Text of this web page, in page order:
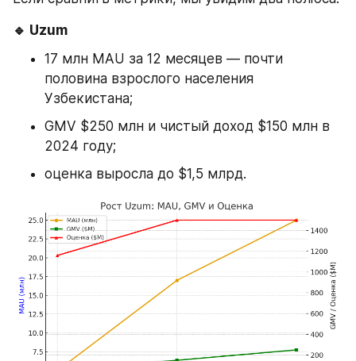
🔹 Uzum
17 млн MAU за 12 месяцев — почти
половина взрослого населения
Узбекистана;
GMV $250 млн и чистый доход $150 млн в
2024 году;
оценка выросла до $1,5 млрд.